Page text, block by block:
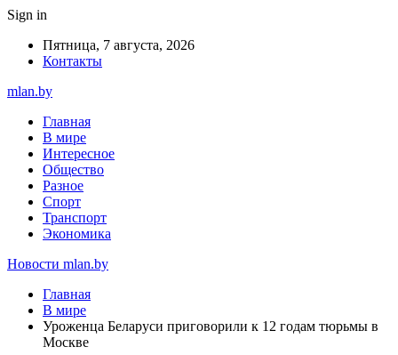
Sign in
Пятница, 7 августа, 2026
Контакты
mlan.by
Главная
В мире
Интересное
Общество
Разное
Спорт
Транспорт
Экономика
Новости mlan.by
Главная
В мире
Уроженца Беларуси приговорили к 12 годам тюрьмы в
Москве